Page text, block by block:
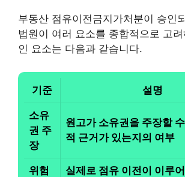
부동산 점유이전금지가처분이 승인
법원이 여러 요소를 종합적으로 고
인 요소는 다음과 같습니다.
기준 설명
소유
권 주
장
원고가 소유권을 주장할
적 근거가 있는지의 여부
위험
실제로 점유 이전이 이루